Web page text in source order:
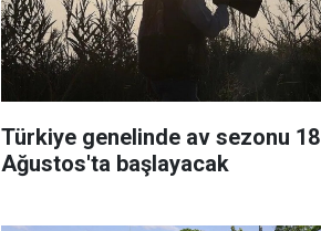
Türkiye genelinde av sezonu 18
Ağustos'ta başlayacak